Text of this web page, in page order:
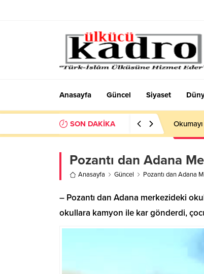
Anasayfa Güncel Siyaset
SON DAKİKA
Pozantı dan Adana
Anasayfa Güncel Pozantı dan Adana
– Pozantı dan Adana merkezideki
okullara kamyon ile kar gönderdi,